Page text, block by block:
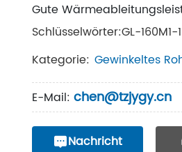
Gute
Schlüsselwörter:GL-160M1-
Kategorie: Gewinkeltes
E-Mail: chen@tzjygy.cn
Nachricht